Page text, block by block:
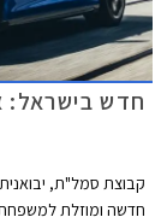
חדש בישראל:
קבוצת סמל"ת,
חדשה ומוזלת